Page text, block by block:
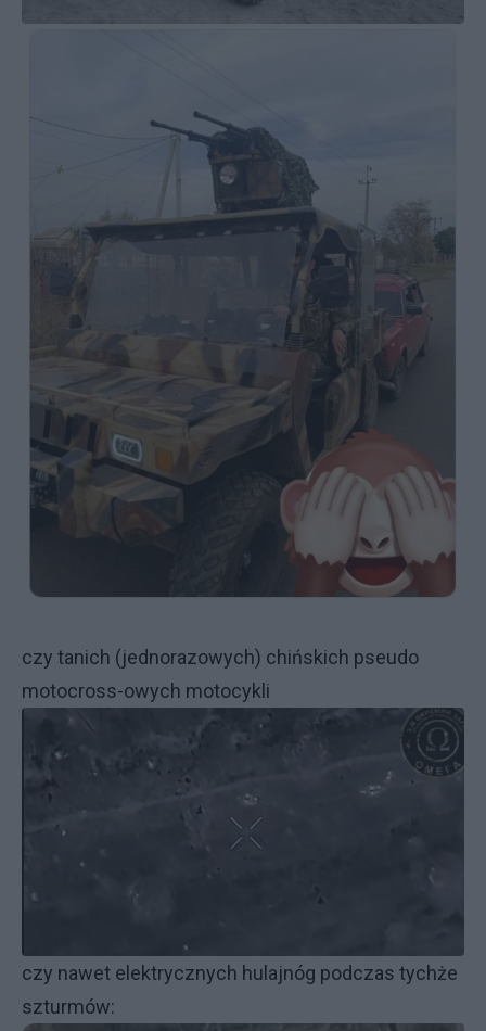
czy tanich (jednorazowych) chińskich pseudo
motocross-owych motocykli
czy nawet elektrycznych hulajnóg podczas tychże
szturmów: